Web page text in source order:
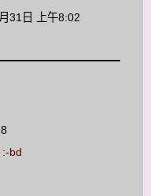
31日 上午8:02
:-bd